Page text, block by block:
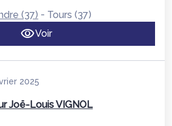
(37) - Tours (37)
Voir
2025
Joë-Louis VIGNOL